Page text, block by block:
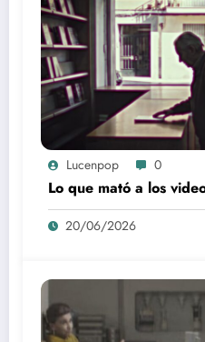
Lucenpop 0
Lo que mató a los
20/06/2026